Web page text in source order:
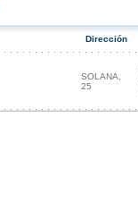
Dirección
SOLANA,
25